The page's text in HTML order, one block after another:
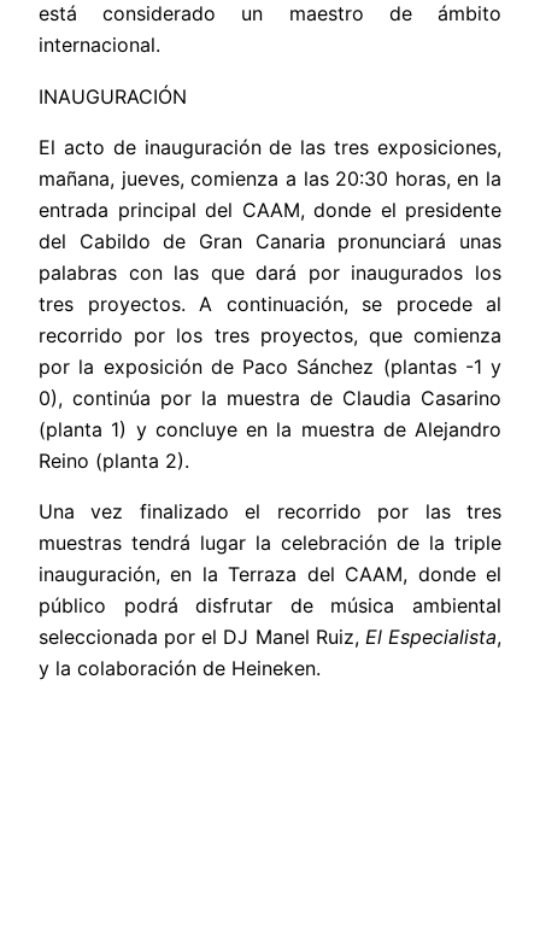
está considerado un maestro de ámbito
internacional.
INAUGURACIÓN
El acto de inauguración de las tres exposiciones,
mañana, jueves, comienza a las 20:30 horas, en la
entrada principal del CAAM, donde el presidente
del Cabildo de Gran Canaria pronunciará unas
palabras con las que dará por inaugurados los
tres proyectos. A continuación, se procede al
recorrido por los tres proyectos, que comienza
por la exposición de Paco Sánchez (plantas -1 y
0), continúa por la muestra de Claudia Casarino
(planta 1) y concluye en la muestra de Alejandro
Reino (planta 2).
Una vez finalizado el recorrido por las tres
muestras tendrá lugar la celebración de la triple
inauguración, en la Terraza del CAAM, donde el
público podrá disfrutar de música ambiental
seleccionada por el DJ Manel Ruiz, El Especialista,
y la colaboración de Heineken.